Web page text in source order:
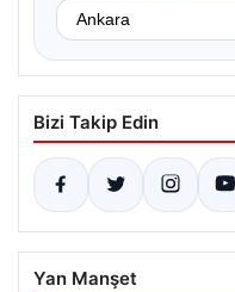
Bizi Takip Edin
Yan Manşet